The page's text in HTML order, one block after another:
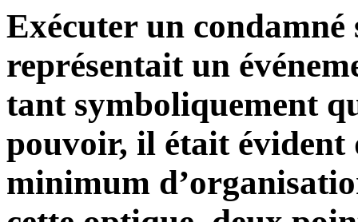
Exécuter un
représentait un
tant symboliquement
pouvoir, il était évident
minimum